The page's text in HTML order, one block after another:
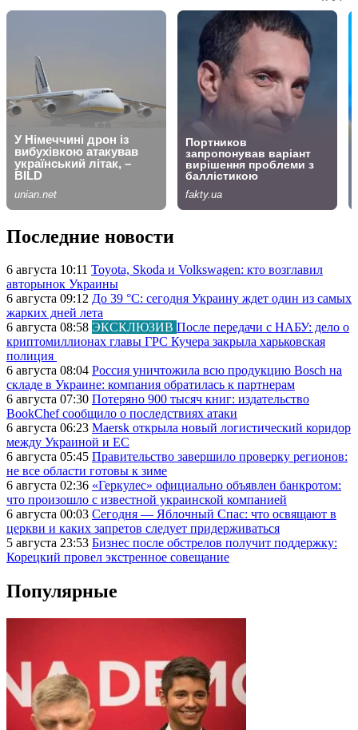
Последние новости
6 августа 10:11 Toyota, Skoda и Volkswagen: кто возглавил
авторынок Украины
6 августа 09:12 До 39 °C: сегодня Украину ждет один из самых
жарких дней лета
6 августа 08:58 ЭКСКЛЮЗИВ После передачи с НАБУ: дело о
криптомиллионах главы ГРС Кучера закрыла харьковская
полиция
6 августа 08:04 Россия уничтожила всю продукцию Bosch на
складе в Украине: компания обратилась к партнерам
6 августа 07:30 Потеряно 900 тысяч книг: издательство
BookChef сообщило о последствиях атаки
6 августа 06:23 Maersk открыла новый логистический коридор
между Украиной и ЕС
6 августа 05:45 Правительство завершило проверку регионов:
не все области готовы к зиме
6 августа 02:36 «Геркулес» официально объявлен банкротом:
что произошло с известной украинской компанией
6 августа 00:03 Сегодня — Яблочный Спас: что освящают в
церкви и каких запретов следует придерживаться
5 августа 23:53 Бизнес после обстрелов получит поддержку:
Корецкий провел экстренное совещание
Популярные